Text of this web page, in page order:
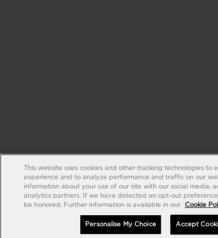
This website uses cookies and other tracking technologies to
experience and to analyze performance and traffic on our
information about your use of our site with our social media,
analytics partners. If we have detected an opt-out
be honored. Further information is available in our
Cookie
Personalise My Choice Accept